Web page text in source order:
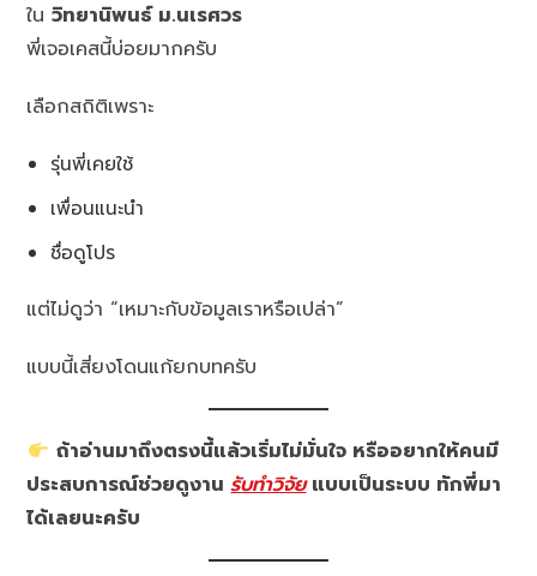
ในวิทยานิพนธ์ ม.นเรศวร
พี่เจอเคสนี้บ่อยมากครับ
เลือกสถิติเพราะ
รุ่นพี่เคยใช้
เพื่อนแนะนำ
ชื่อดูโปร
แต่ไม่ดูว่า “เหมาะกับข้อมูลเราหรือเปล่า”
แบบนี้เสี่ยงโดนแก้ยกบทครับ
ถ้าอ่านมาถึงตรงนี้แล้วเริ่มไม่มั่นใจ หรืออยากให้คนมี
ประสบการณ์ช่วยดูงานรับทำวิจัยแบบเป็นระบบ ทักพี่มา
ได้เลยนะครับ